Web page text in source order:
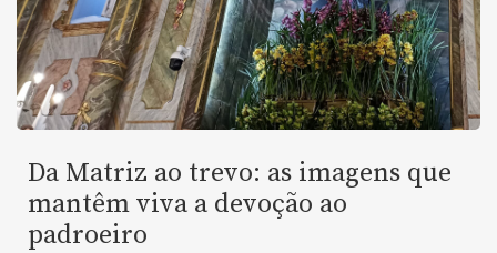
Da Matriz ao trevo: as imagens que
mantêm viva a devoção ao
padroeiro